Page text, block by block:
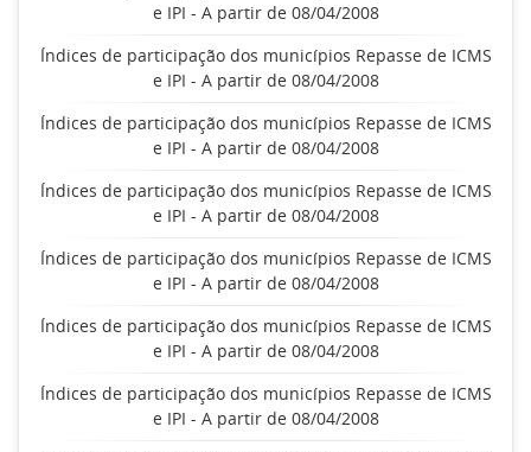
e IPI - A partir de 08/04/2008
Índices de participação dos municípios Repasse de ICMS
e IPI - A partir de 08/04/2008
Índices de participação dos municípios Repasse de ICMS
e IPI - A partir de 08/04/2008
Índices de participação dos municípios Repasse de ICMS
e IPI - A partir de 08/04/2008
Índices de participação dos municípios Repasse de ICMS
e IPI - A partir de 08/04/2008
Índices de participação dos municípios Repasse de ICMS
e IPI - A partir de 08/04/2008
Índices de participação dos municípios Repasse de ICMS
e IPI - A partir de 08/04/2008